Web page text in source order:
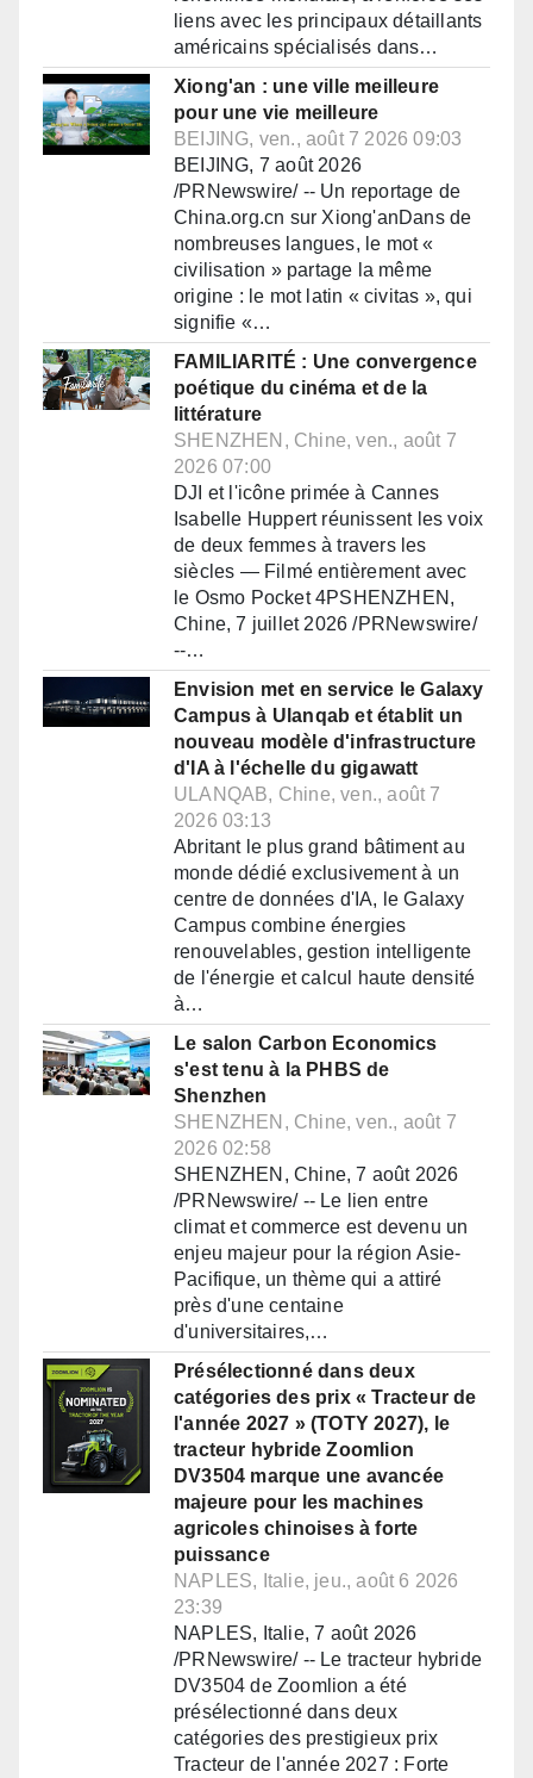
liens avec les principaux détaillants
américains spécialisés dans…
Xiong'an : une ville meilleure
pour une vie meilleure
BEIJING, ven., août 7 2026 09:03
BEIJING, 7 août 2026
/PRNewswire/ -- Un reportage de
China.org.cn sur Xiong'anDans de
nombreuses langues, le mot «
civilisation » partage la même
origine : le mot latin « civitas », qui
signifie «…
FAMILIARITÉ : Une convergence
poétique du cinéma et de la
littérature
SHENZHEN, Chine, ven., août 7
2026 07:00
DJI et l'icône primée à Cannes
Isabelle Huppert réunissent les voix
de deux femmes à travers les
siècles — Filmé entièrement avec
le Osmo Pocket 4PSHENZHEN,
Chine, 7 juillet 2026 /PRNewswire/
--…
Envision met en service le Galaxy
Campus à Ulanqab et établit un
nouveau modèle d'infrastructure
d'IA à l'échelle du gigawatt
ULANQAB, Chine, ven., août 7
2026 03:13
Abritant le plus grand bâtiment au
monde dédié exclusivement à un
centre de données d'IA, le Galaxy
Campus combine énergies
renouvelables, gestion intelligente
de l'énergie et calcul haute densité
à…
Le salon Carbon Economics
s'est tenu à la PHBS de
Shenzhen
SHENZHEN, Chine, ven., août 7
2026 02:58
SHENZHEN, Chine, 7 août 2026
/PRNewswire/ -- Le lien entre
climat et commerce est devenu un
enjeu majeur pour la région Asie-
Pacifique, un thème qui a attiré
près d'une centaine
d'universitaires,…
Présélectionné dans deux
catégories des prix « Tracteur de
l'année 2027 » (TOTY 2027), le
tracteur hybride Zoomlion
DV3504 marque une avancée
majeure pour les machines
agricoles chinoises à forte
puissance
NAPLES, Italie, jeu., août 6 2026
23:39
NAPLES, Italie, 7 août 2026
/PRNewswire/ -- Le tracteur hybride
DV3504 de Zoomlion a été
présélectionné dans deux
catégories des prestigieux prix
Tracteur de l'année 2027 : Forte